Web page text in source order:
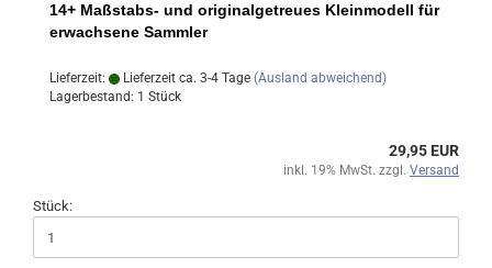
14+ Maßstabs- und originalgetreues Kleinmodell für
erwachsene Sammler
Lieferzeit: Lieferzeit ca. 3-4 Tage (Ausland abweichend)
Lagerbestand: 1 Stück
29,95 EUR
inkl. 19% MwSt. zzgl. Versand
Stück: